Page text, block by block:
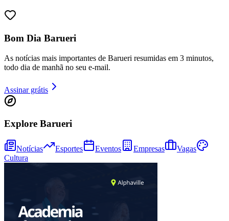
Bom Dia Barueri
As notícias mais importantes de Barueri resumidas em 3 minutos,
todo dia de manhã no seu e-mail.
Assinar grátis
Explore Barueri
Notícias Esportes Eventos Empresas
Vagas
Cultura